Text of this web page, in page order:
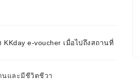
e-voucher เมื่อไปถึงสถานที่
นและมีชีวิตชีวา